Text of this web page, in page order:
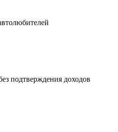
подтверждения доходов